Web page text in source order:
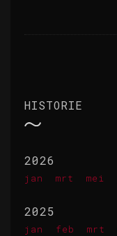
HISTORIE
2026
jan mrt mei
2025
jan feb mrt